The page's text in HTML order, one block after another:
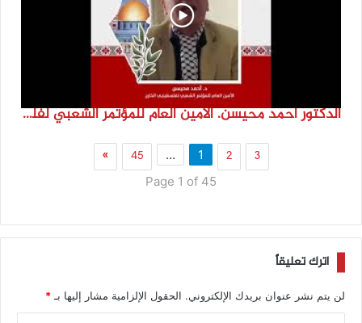
الدكتور احمد محيسن. الامين العام للمؤتمر الشعبي لفلسطينيي الخارج
1 2 3
…
45
»
Page 1 of 45
اترك تعليقاً
لن يتم نشر عنوان بريدك الإلكتروني. الحقول الإلزامية مشار إليها بـ *